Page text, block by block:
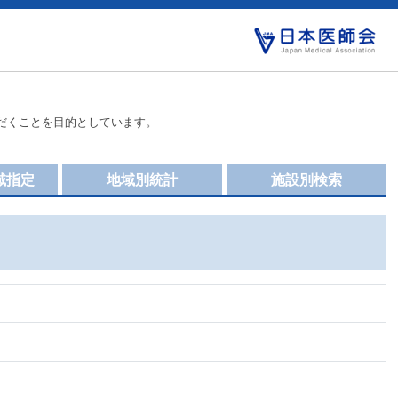
ことを目的としています。
施設別検索
地域別統計
指定